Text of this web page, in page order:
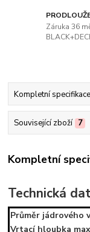
Záruka 36
Kompletní specifikace
Související zboží 7
Kompletní
Technická
Průměr jádrového
Vrtací hloubka